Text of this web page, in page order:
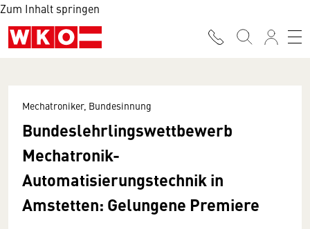
Zum Inhalt springen
Mechatroniker, Bundesinnung
Bundeslehrlingswettbewerb
Mechatronik-
Automatisierungstechnik in
Amstetten: Gelungene Premiere